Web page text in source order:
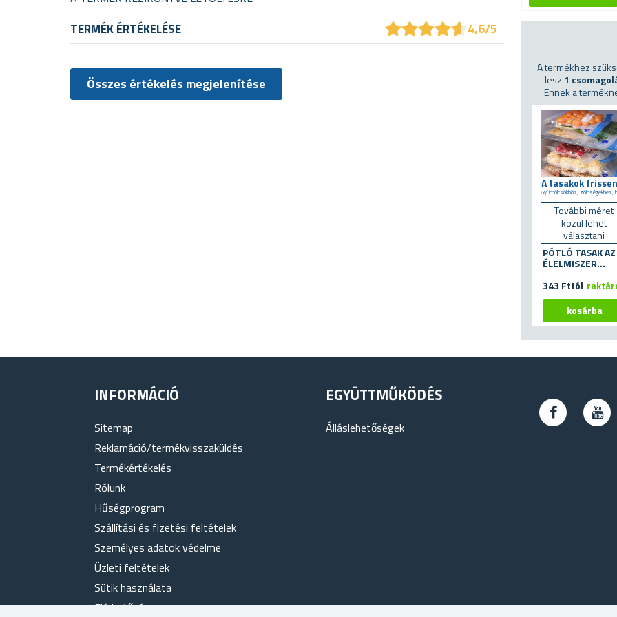
A termékhez
lesz 1
Ennek a
További méret
közül lehet
választani
PÓTLÓ TASAK AZ
ÉLELMISZER
KÉSZLETHEZ
343 Fttól
TERMÉK ÉRTÉKELÉSE ★★★★★
★★★★★ 4,6/5
Összes értékelés megjelenítése
INFORMÁCIÓ
Sitemap
Reklamáció/termékvisszaküldés
Termékértékelés
Rólunk
Hűségprogram
Szállítási és fizetési feltételek
Személyes adatok védelme
Üzleti feltételek
Sütik használata
Elérhetőség
EGYÜTTMŰKÖDÉS
Álláslehetőségek